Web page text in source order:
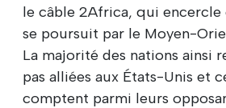
le câble 2Africa, qui
se poursuit par le Moyen-
La majorité des nations ainsi
pas alliées aux États-Unis et
comptent parmi leurs